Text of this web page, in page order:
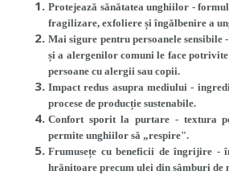
Protejează sănătatea unghiilor -
fragilizare, exfoliere și îngălbenire a
Mai sigure pentru persoanele sensibile
și a alergenilor comuni le face
persoane cu alergii sau copii.
Impact redus asupra mediului-
procese de producție sustenabile.
Confort sporit la purtare - textura
permite unghiilor să „respire".
Frumusețe cu beneficii de îngrijire -
hrănitoare precum ulei din sâmburi de